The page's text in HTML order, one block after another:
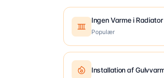
Ingen Varme i Radiator
Populær
Installation af